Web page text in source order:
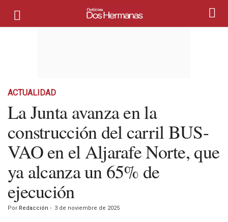
ACTUALIDAD
La Junta avanza en la
construcción del carril BUS-
VAO en el Aljarafe Norte, que
ya alcanza un 65% de
ejecución
Por Redacción - 3 de noviembre de 2025